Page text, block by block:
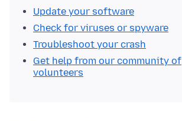
Update your software
Check for viruses or spyware
Troubleshoot your crash
Get help from our community of
volunteers